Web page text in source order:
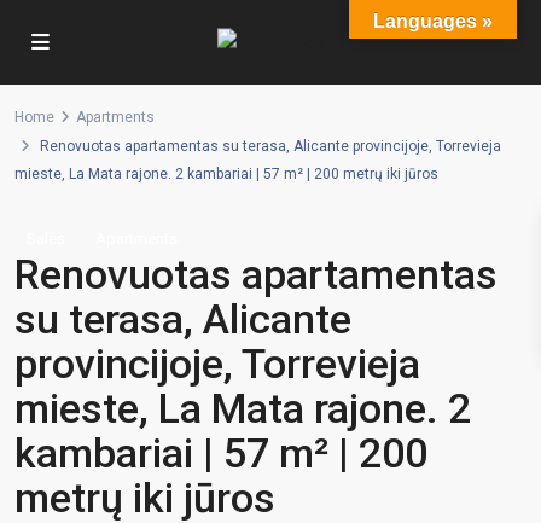
Home
Apartments
Renovuotas apartamentas su terasa, Alicante provincijoje, Torrevieja
mieste, La Mata rajone. 2 kambariai | 57 m² | 200 metrų iki jūros
Renovuotas apartamentas
su terasa, Alicante
provincijoje, Torrevieja
mieste, La Mata rajone. 2
kambariai | 57 m² | 200
metrų iki jūros
Languages »